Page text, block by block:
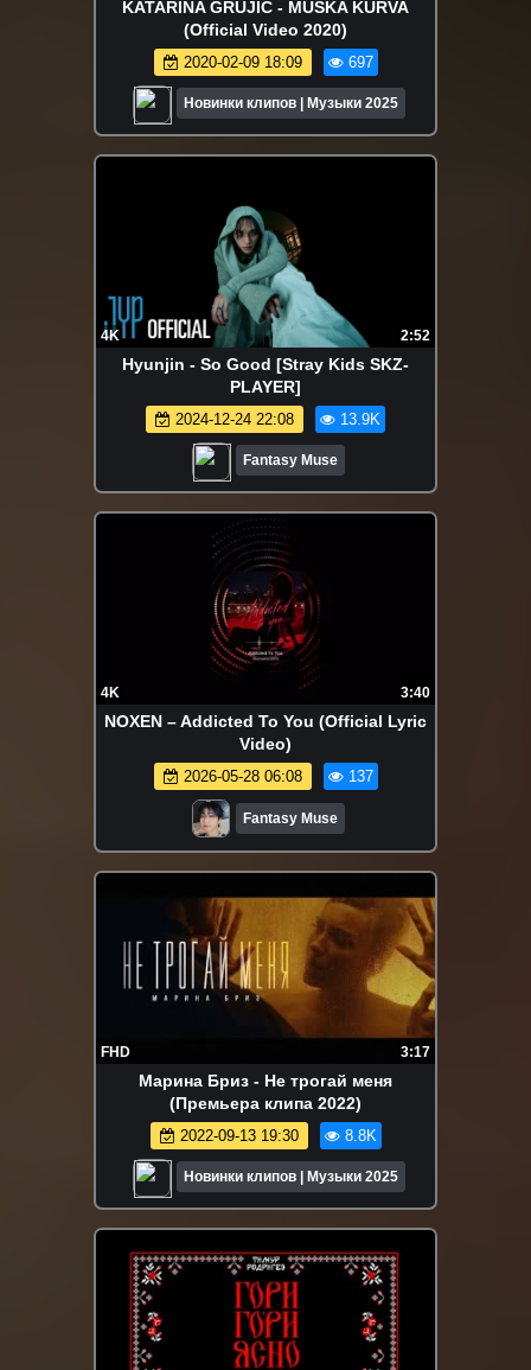
KATARINA GRUJIC - MUSKA KURVA
(Official Video 2020)
2020-02-09 18:09 697
Новинки клипов | Музыки 2025
4K 2:52
Hyunjin - So Good [Stray Kids SKZ-
PLAYER]
2024-12-24 22:08 13.9K
Fantasy Muse
4K 3:40
NOXEN – Addicted To You (Official Lyric
Video)
2026-05-28 06:08 137
Fantasy Muse
FHD 3:17
Марина Бриз - Не трогай меня
(Премьера клипа 2022)
2022-09-13 19:30 8.8K
Новинки клипов | Музыки 2025